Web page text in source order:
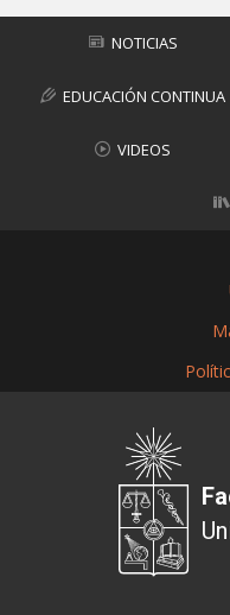
NOTICIAS
EDUCACIÓN CONTINUA
VIDEOS